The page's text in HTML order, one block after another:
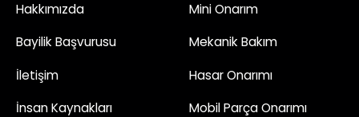
Hakkımızda
Bayilik Başvurusu
İletişim
İnsan Kaynakları
Mini Onarım
Mekanik Bakım
Hasar Onarımı
Mobil Parça Onarımı